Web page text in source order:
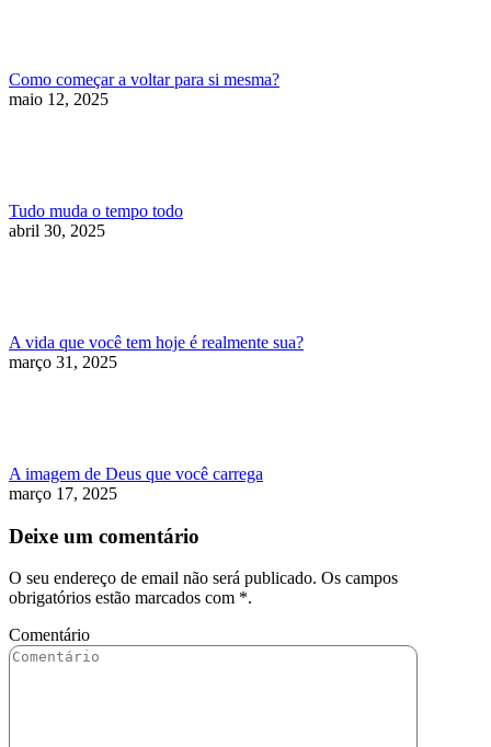
Como começar a voltar para si mesma?
maio 12, 2025
Tudo muda o tempo todo
abril 30, 2025
A vida que você tem hoje é realmente sua?
março 31, 2025
A imagem de Deus que você carrega
março 17, 2025
Deixe um comentário
O seu endereço de email não será publicado. Os campos
obrigatórios estão marcados com *.
Comentário